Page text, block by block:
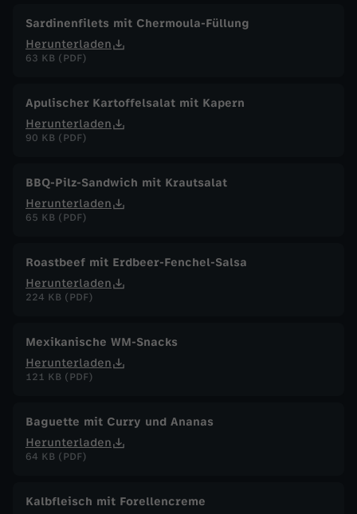
Sardinenfilets mit Chermoula-Füllung
Herunterladen
63 KB (PDF)
Apulischer Kartoffelsalat mit Kapern
Herunterladen
90 KB (PDF)
BBQ-Pilz-Sandwich mit Krautsalat
Herunterladen
65 KB (PDF)
Roastbeef mit Erdbeer-Fenchel-Salsa
Herunterladen
224 KB (PDF)
Mexikanische WM-Snacks
Herunterladen
121 KB (PDF)
Baguette mit Curry und Ananas
Herunterladen
64 KB (PDF)
Kalbfleisch mit Forellencreme